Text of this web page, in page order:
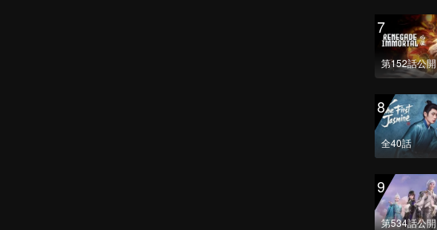
7
第152話公開
8
全40話
9
第534話公開